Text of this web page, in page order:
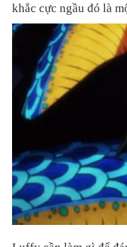
khắc cực ngầu đó là